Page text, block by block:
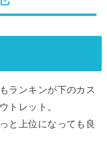
ランキンが下のカス
トレット。
と上位になっても良